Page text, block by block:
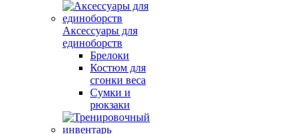
Аксессуары для
единоборств
Брелоки
Костюм для
сгонки веса
Сумки и
рюкзаки